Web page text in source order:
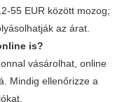
55 EUR között mozog;
az árat.
is?
vásárolhat, online
Mindig ellenőrizze a